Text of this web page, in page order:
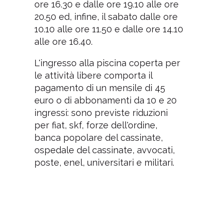
ore 16.30 e dalle ore 19.10 alle ore
20.50 ed, infine, il sabato dalle ore
10.10 alle ore 11.50 e dalle ore 14.10
alle ore 16.40.
L'ingresso alla piscina coperta per
le attività libere comporta il
pagamento di un mensile di 45
euro o di abbonamenti da 10 e 20
ingressi: sono previste riduzioni
per fiat, skf, forze dell'ordine,
banca popolare del cassinate,
ospedale del cassinate, avvocati,
poste, enel, universitari e militari.